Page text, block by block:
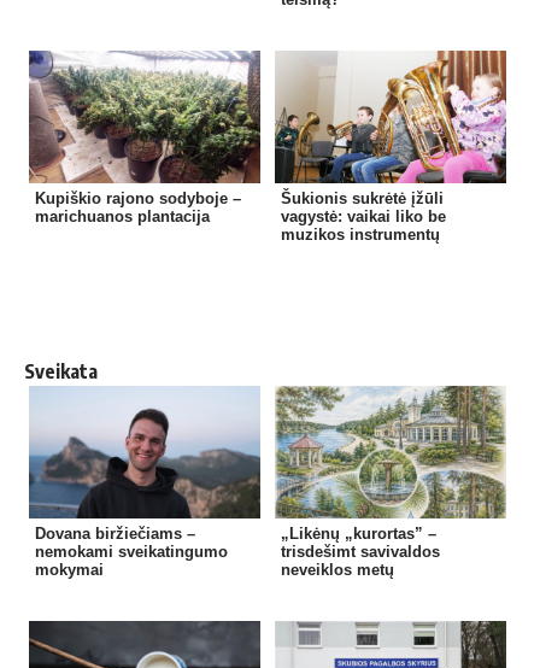
Kupiškio rajono sodyboje –
marichuanos plantacija
Šukionis sukrėtė įžūli
vagystė: vaikai liko be
muzikos instrumentų
Sveikata
Dovana biržiečiams –
nemokami sveikatingumo
mokymai
„Likėnų „kurortas” –
trisdešimt savivaldos
neveiklos metų